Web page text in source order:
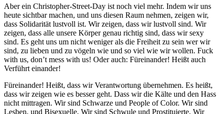
Aber ein Christopher-Street-Day ist noch viel mehr. Indem wir uns
heute sichtbar machen, und uns diesen Raum nehmen, zeigen wir,
dass Solidarität lustvoll ist. Wir zeigen, dass wir lustvoll sind. Wir
zeigen, dass alle unsere Körper genau richtig sind, dass wir sexy
sind. Es geht uns um nicht weniger als die Freiheit zu sein wer wir
sind, zu lieben und zu vögeln wie und so viel wie wir wollen. Fuck
with us, don’t mess with us! Oder auch: Füreinander! Heißt auch
Verführt einander!
Füreinander! Heißt, dass wir Verantwortung übernehmen. Es heißt,
dass wir zeigen wie es besser geht. Dass wir die Kälte und den Hass
nicht mittragen. Wir sind Schwarze und People of Color. Wir sind
Lesben, und Bisexuelle. Wir sind Schwule und Prostituierte. Wir